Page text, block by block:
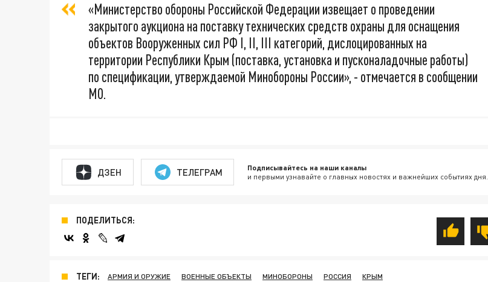
«Министерство обороны Российской Федерации извещает о проведении
закрытого аукциона на поставку технических средств охраны для оснащения
объектов Вооруженных сил РФ I, II, III категорий, дислоцированных на
территории Республики Крым (поставка, установка и пусконаладочные работы)
по спецификации, утверждаемой Минобороны России», - отмечается в сообщении
МО.
ДЗЕН ТЕЛЕГРАМ Подписывайтесь на наши каналы
и первыми узнавайте о главных новостях и важнейших событиях дня.
ПОДЕЛИТЬСЯ:
ТЕГИ: АРМИЯ И ОРУЖИЕ ВОЕННЫЕ ОБЪЕКТЫ МИНОБОРОНЫ РОССИЯ КРЫМ